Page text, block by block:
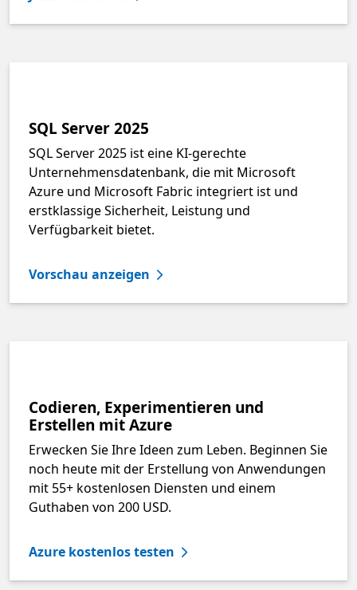
SQL Server 2025
SQL Server 2025 ist eine KI-gerechte
Unternehmensdatenbank, die mit Microsoft
Azure und Microsoft Fabric integriert ist und
erstklassige Sicherheit, Leistung und
Verfügbarkeit bietet.
Vorschau anzeigen
Codieren, Experimentieren und
Erstellen mit Azure
Erwecken Sie Ihre Ideen zum Leben. Beginnen Sie
noch heute mit der Erstellung von Anwendungen
mit 55+ kostenlosen Diensten und einem
Guthaben von 200 USD.
Azure kostenlos testen